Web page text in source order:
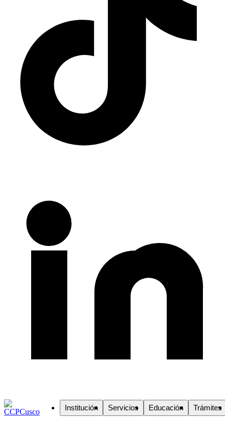
Institución Servicios Educación Trámites